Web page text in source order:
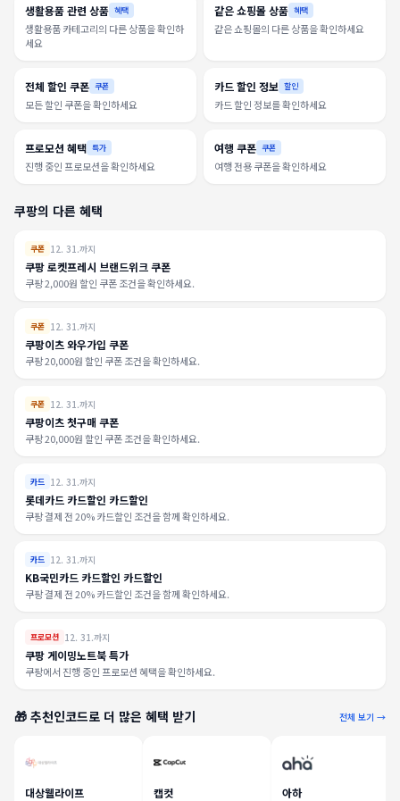
생활용품 관련 상품 혜택
생활용품 카테고리의 다른 상품을 확인하
세요
같은 쇼핑몰 상품 혜택
같은 쇼핑몰의 다른 상품을 확인하세요
전체 할인 쿠폰 쿠폰
모든 할인 쿠폰을 확인하세요
카드 할인 정보 할인
카드 할인 정보를 확인하세요
프로모션 혜택 특가
진행 중인 프로모션을 확인하세요
여행 쿠폰 쿠폰
여행 전용 쿠폰을 확인하세요
쿠팡의 다른 혜택
쿠폰 12. 31.까지
쿠팡 로켓프레시 브랜드위크 쿠폰
쿠팡 2,000원 할인 쿠폰 조건을 확인하세요.
쿠폰 12. 31.까지
쿠팡이츠 와우가입 쿠폰
쿠팡 20,000원 할인 쿠폰 조건을 확인하세요.
쿠폰 12. 31.까지
쿠팡이츠 첫구매 쿠폰
쿠팡 20,000원 할인 쿠폰 조건을 확인하세요.
카드 12. 31.까지
롯데카드 카드할인 카드할인
쿠팡 결제 전 20% 카드할인 조건을 함께 확인하세요.
카드 12. 31.까지
KB국민카드 카드할인 카드할인
쿠팡 결제 전 20% 카드할인 조건을 함께 확인하세요.
프로모션 12. 31.까지
쿠팡 게이밍노트북 특가
쿠팡에서 진행 중인 프로모션 혜택을 확인하세요.
🎁 추천인코드로 더 많은 혜택 받기 전체 보기 →
대상웰라이프 캡컷 아하